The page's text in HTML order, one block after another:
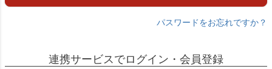
パスワードをお忘れですか？
連携サービスでログイン・会員登録